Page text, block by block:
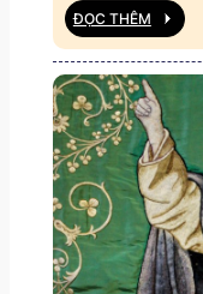
ĐỌC THÊM